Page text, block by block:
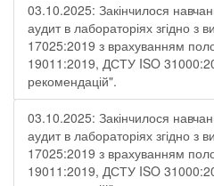
03.10.2025: Закінчилося
аудит в лабораторіях згідно
17025:2019 з врахуванням
19011:2019, ДСТУ ISO
рекомендацій".
03.10.2025: Закінчилося
аудит в лабораторіях згідно
17025:2019 з врахуванням
19011:2019, ДСТУ ISO